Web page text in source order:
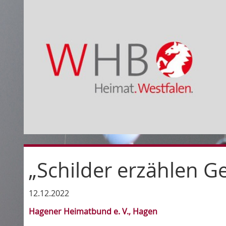
„Schilder erzählen
12.12.2022
Hagener Heimatbund e. V., Hagen